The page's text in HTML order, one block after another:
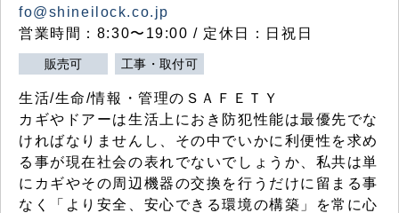
fo@shineilock.co.jp
営業時間：8:30〜19:00 / 定休日：日祝日
販売可 工事・取付可
生活/生命/情報・管理のＳＡＦＥＴＹ
カギやドアーは生活上におき防犯性能は最優先でな
ければなりませんし、その中でいかに利便性を求め
る事が現在社会の表れでないでしょうか、私共は単
にカギやその周辺機器の交換を行うだけに留まる事
なく「より安全、安心できる環境の構築」を常に心